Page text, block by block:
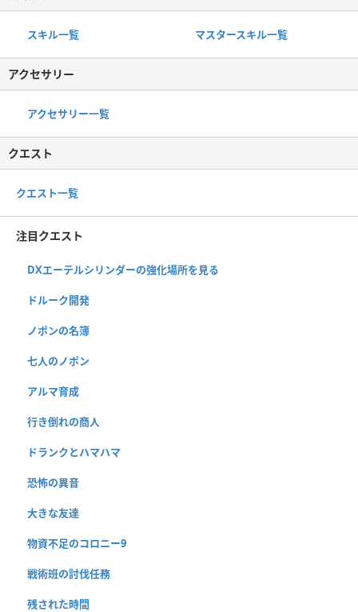
スキル一覧 マスタースキル一覧
アクセサリー
アクセサリー一覧
クエスト
クエスト一覧
注目クエスト
DXエーテルシリンダーの強化場所を見る
ドルーク開発
ノポンの名簿
七人のノポン
アルマ育成
行き倒れの商人
ドランクとハマハマ
恐怖の異音
大きな友達
物資不足のコロニー9
戦術班の討伐任務
残された時間